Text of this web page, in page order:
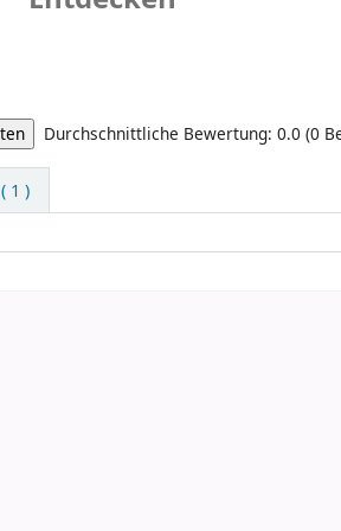
Durchschnittliche Bewertung: 0.0 (0
( 1 )